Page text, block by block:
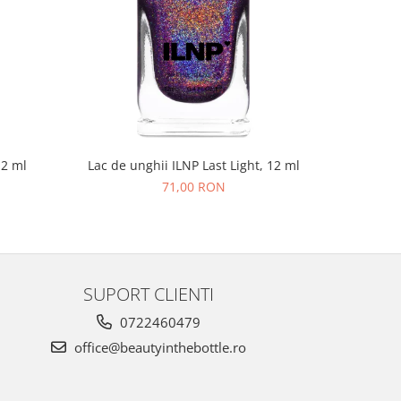
ml
Lac de unghii ILNP Last Light, 12 ml
71,00 RON
SUPORT CLIENTI
0722460479
office@beautyinthebottle.ro